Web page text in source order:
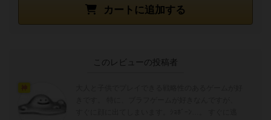
カートに追加する
このレビューの投稿者